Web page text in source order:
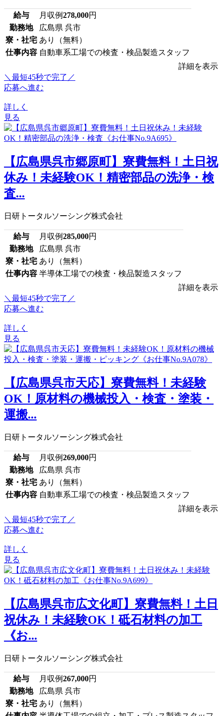
給与 月収例278,000円
勤務地
広島県 呉市
寮・社宅 あり（無料）
仕事内容 自動車系工場での検査・検品製造スタッフ
詳細を表示
＼最短45秒で完了／
応募へ進む
詳しく
見る
【広島県呉市郷原町】寮費無料！土日祝
休み！未経験OK！精密部品の洗浄・検
査...
日研トータルソーシング株式会社
給与 月収例285,000円
勤務地
広島県 呉市
寮・社宅 あり（無料）
仕事内容 半導体工場での検査・検品製造スタッフ
詳細を表示
＼最短45秒で完了／
応募へ進む
詳しく
見る
【広島県呉市天応】寮費無料！未経験
OK！原材料の機械投入・検査・塗装・
運搬...
日研トータルソーシング株式会社
給与 月収例269,000円
勤務地
広島県 呉市
寮・社宅 あり（無料）
仕事内容 自動車系工場での検査・検品製造スタッフ
詳細を表示
＼最短45秒で完了／
応募へ進む
詳しく
見る
【広島県呉市広文化町】寮費無料！土日
祝休み！未経験OK！砥石材料の加工
《お...
日研トータルソーシング株式会社
給与 月収例267,000円
勤務地
広島県 呉市
寮・社宅 あり（無料）